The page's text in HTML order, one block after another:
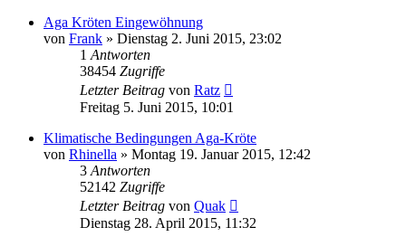
Aga Kröten Eingewöhnung
von Frank » Dienstag 2. Juni 2015, 23:02
1 Antworten
38454 Zugriffe
Letzter Beitrag von Ratz
Freitag 5. Juni 2015, 10:01
Klimatische Bedingungen Aga-Kröte
von Rhinella » Montag 19. Januar 2015, 12:42
3 Antworten
52142 Zugriffe
Letzter Beitrag von Quak
Dienstag 28. April 2015, 11:32